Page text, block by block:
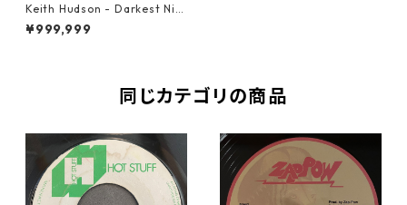
Keith Hudson - Darkest Nig
ht On A Wet Looking Road
【7-21475】
¥999,999
同じカテゴリの商品